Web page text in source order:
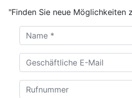
"Finden Sie neue Möglichkeiten